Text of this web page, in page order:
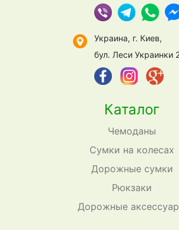
Каталог
Чемоданы
Сумки на колесах
Дорожные сумки
Рюкзаки
Дорожные
Украина, г. Киев,
бул. Леси Украинки